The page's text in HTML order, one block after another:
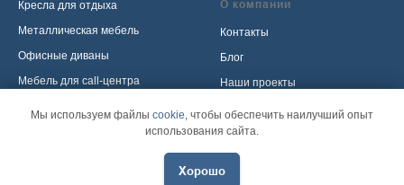
Мы используем файлы cookie, чтобы обеспечить наилучший опыт
использования сайта.
Хорошо
Кресла для отдыха
Металлическая мебель
Офисные диваны
Мебель для call-центра
О компании
Контакты
Блог
Наши проекты
Политика обработки
персональных данных